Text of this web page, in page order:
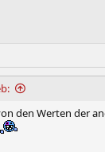
den Werten der